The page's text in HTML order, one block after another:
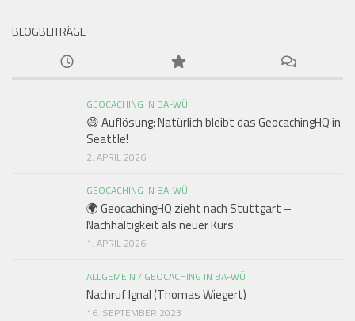
BLOGBEITRÄGE
GEOCACHING IN BA-WÜ
😄 Auflösung: Natürlich bleibt das GeocachingHQ in
Seattle!
2. APRIL 2026
GEOCACHING IN BA-WÜ
🌍 GeocachingHQ zieht nach Stuttgart –
Nachhaltigkeit als neuer Kurs
1. APRIL 2026
ALLGEMEIN / GEOCACHING IN BA-WÜ
Nachruf Ignal (Thomas Wiegert)
16. SEPTEMBER 2023